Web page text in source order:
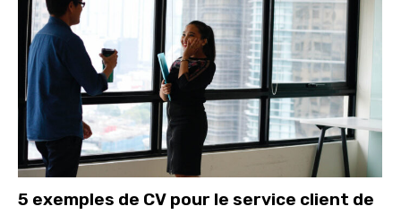
5 exemples de CV pour le service client de